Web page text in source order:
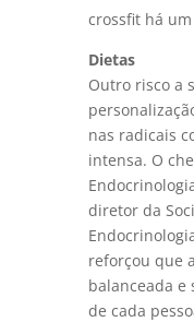
crossfit há
Dietas
Outro risco a
nas radicais
intensa. O
diretor da
reforçou que
balanceada e
de cada